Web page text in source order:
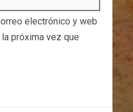
electrónico y web
próxima vez que